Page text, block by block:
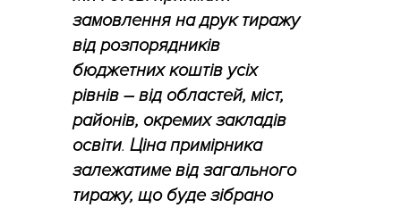
замовлення на друк тиражу
від розпорядників
бюджетних коштів усіх
рівнів – від областей, міст,
районів, окремих закладів
освіти. Ціна примірника
залежатиме від загального
тиражу, що буде зібрано